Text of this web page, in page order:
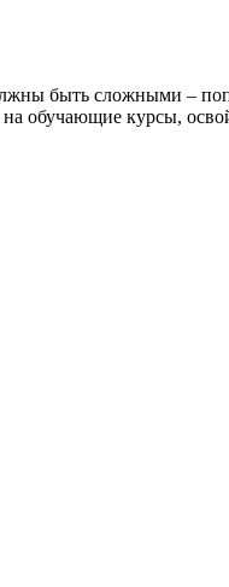
быть сложными –
обучающие курсы,